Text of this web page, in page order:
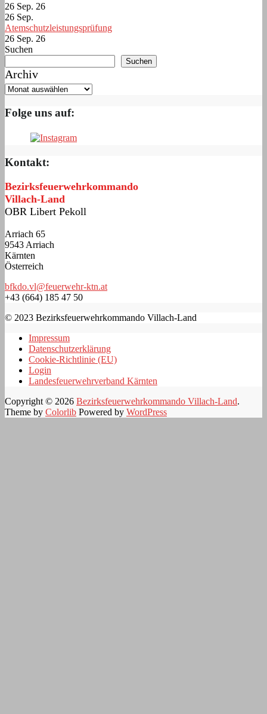
26 Sep. 26
26 Sep.
Atemschutzleistungsprüfung
26 Sep. 26
Suchen
Suchen
Archiv
Folge uns auf:
Kontakt:
Bezirksfeuerwehrkommando
Villach-Land
OBR Libert Pekoll
Arriach 65
9543 Arriach
Kärnten
Österreich
bfkdo.vl@feuerwehr-ktn.at
+43 (664) 185 47 50
© 2023 Bezirksfeuerwehrkommando Villach-Land
Impressum
Datenschutzerklärung
Cookie-Richtlinie (EU)
Login
Landesfeuerwehrverband Kärnten
Copyright © 2026 Bezirksfeuerwehrkommando Villach-Land.
Theme by Colorlib Powered by WordPress